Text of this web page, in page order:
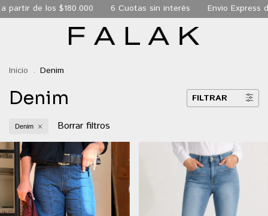
$180.000 6 Cuotas sin interés Envio Express de 24 hs
Inicio . Denim
Denim FILTRAR
Denim Borrar filtros